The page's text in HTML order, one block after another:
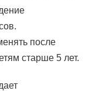
после
старше 5 лет.